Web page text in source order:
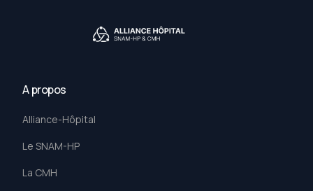
A propos
Alliance-Hôpital
Le SNAM-HP
La CMH